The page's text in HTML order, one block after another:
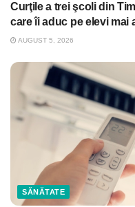
Curţile a trei şcoli din
care îi aduc pe elevi mai
AUGUST 5, 2026
SĂNĂTATE